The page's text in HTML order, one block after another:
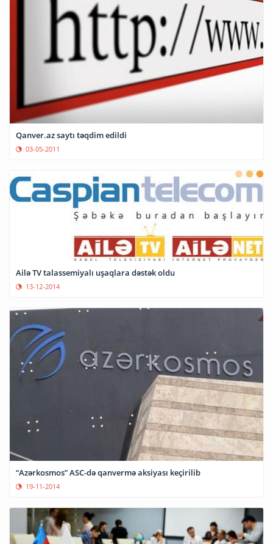
Qanver.az saytı təqdim edildi
03-05-2011
Ailə TV talassemiyalı uşaqlara dəstək oldu
13-12-2014
“Azərkosmos” ASC-də qanvermə aksiyası keçirilib
19-11-2014